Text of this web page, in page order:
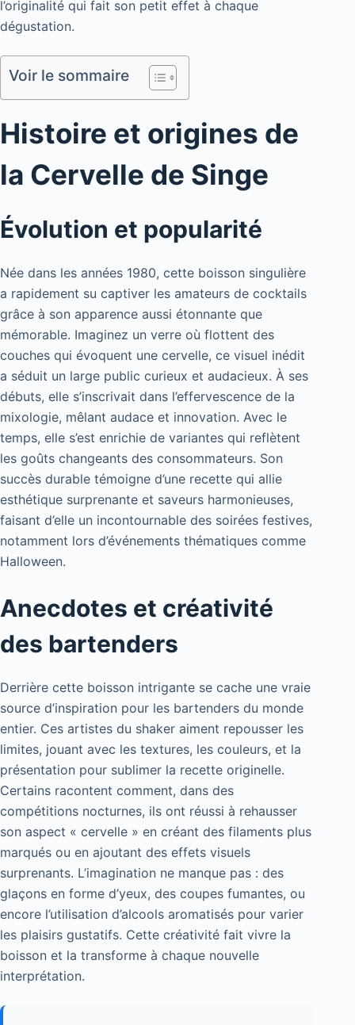
l’originalité qui fait son petit effet à chaque
dégustation.
Voir le sommaire
Histoire et origines de
la Cervelle de Singe
Évolution et popularité
Née dans les années 1980, cette boisson singulière
a rapidement su captiver les amateurs de cocktails
grâce à son apparence aussi étonnante que
mémorable. Imaginez un verre où flottent des
couches qui évoquent une cervelle, ce visuel inédit
a séduit un large public curieux et audacieux. À ses
débuts, elle s’inscrivait dans l’effervescence de la
mixologie, mêlant audace et innovation. Avec le
temps, elle s’est enrichie de variantes qui reflètent
les goûts changeants des consommateurs. Son
succès durable témoigne d’une recette qui allie
esthétique surprenante et saveurs harmonieuses,
faisant d’elle un incontournable des soirées festives,
notamment lors d’événements thématiques comme
Halloween.
Anecdotes et créativité
des bartenders
Derrière cette boisson intrigante se cache une vraie
source d’inspiration pour les bartenders du monde
entier. Ces artistes du shaker aiment repousser les
limites, jouant avec les textures, les couleurs, et la
présentation pour sublimer la recette originelle.
Certains racontent comment, dans des
compétitions nocturnes, ils ont réussi à rehausser
son aspect « cervelle » en créant des filaments plus
marqués ou en ajoutant des effets visuels
surprenants. L’imagination ne manque pas : des
glaçons en forme d’yeux, des coupes fumantes, ou
encore l’utilisation d’alcools aromatisés pour varier
les plaisirs gustatifs. Cette créativité fait vivre la
boisson et la transforme à chaque nouvelle
interprétation.